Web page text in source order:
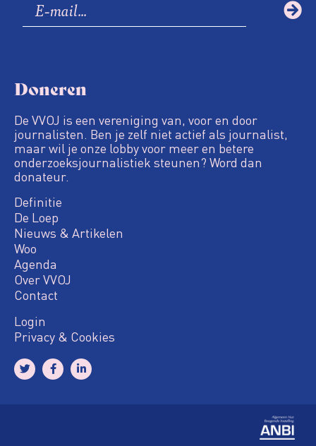
Doneren
De VVOJ is een vereniging van, voor en door
journalisten. Ben je zelf niet actief als journalist,
maar wil je onze lobby voor meer en betere
onderzoeksjournalistiek steunen? Word dan
donateur.
Definitie
De Loep
Nieuws & Artikelen
Woo
Agenda
Over VVOJ
Contact
Login
Privacy & Cookies